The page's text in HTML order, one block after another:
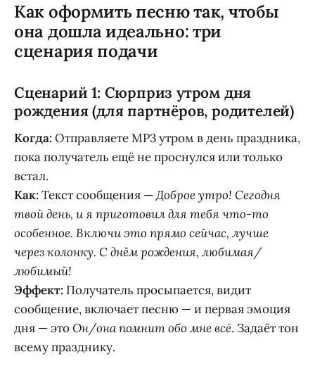
Как оформить песню так, чтобы
она дошла идеально: три
сценария подачи
Сценарий 1: Сюрприз утром дня
рождения (для партнёров, родителей)
Когда:Отправляете MP3 утром в день праздника,
пока получатель ещё не проснулся или только
встал.
Как:Текст сообщения —Доброе утро! Сегодня
твой день, и я приготовил для тебя что-то
особенное. Включи это прямо сейчас, лучше
через колонку. С днём рождения, любимая/
любимый!
Эффект: Получатель просыпается, видит
сообщение, включает песню — и первая эмоция
дня — этоОн/она помнит обо мне всё. Задаёт тон
всему празднику.